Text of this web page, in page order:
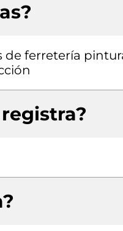
de ferretería